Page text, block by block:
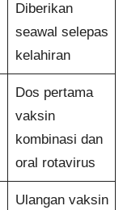
Diberikan
seawal selepas
kelahiran
Dos pertama
vaksin
kombinasi dan
oral rotavirus
Ulangan vaksin